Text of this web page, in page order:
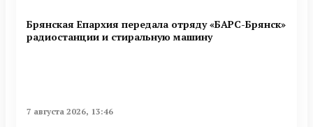
Брянская Епархия передала отряду «БАРС-Брянск»
радиостанции и стиральную машину
7 августа 2026, 13:46